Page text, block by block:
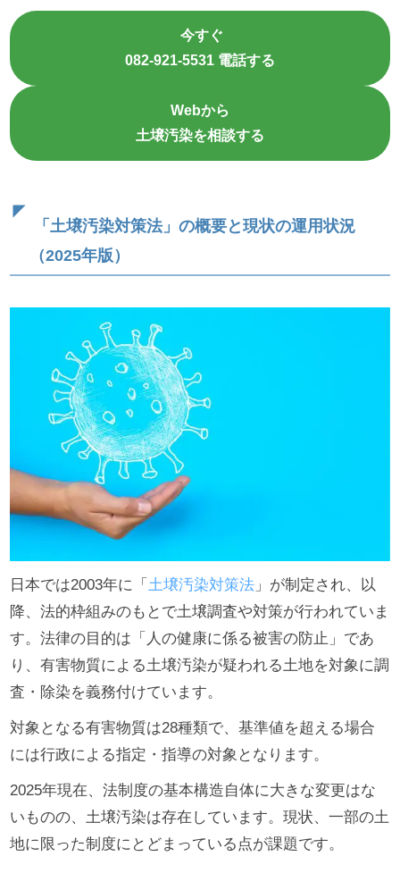
今すぐ
082-921-5531 電話する
Webから
土壌汚染を相談する
「土壌汚染対策法」の概要と現状の運用状況
（2025年版）
日本では2003年に「 土壌汚染対策法 」が制定され、以
降、法的枠組みのもとで土壌調査や対策が行われていま
す。法律の目的は「人の健康に係る被害の防止」であ
り、有害物質による土壌汚染が疑われる土地を対象に調
査・除染を義務付けています。
対象となる有害物質は28種類で、基準値を超える場合
には行政による指定・指導の対象となります。
2025年現在、法制度の基本構造自体に大きな変更はな
いものの、土壌汚染は存在しています。現状、一部の土
地に限った制度にとどまっている点が課題です。